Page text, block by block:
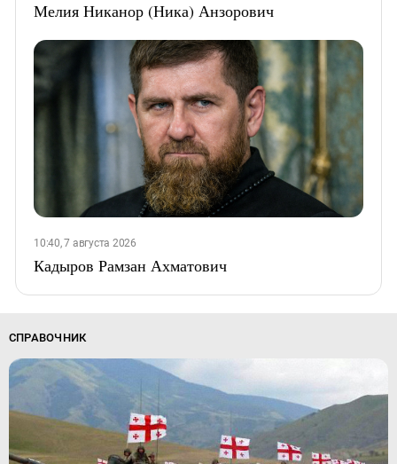
Мелия Никанор (Ника) Анзорович
10:40, 7 августа 2026
Кадыров Рамзан Ахматович
СПРАВОЧНИК